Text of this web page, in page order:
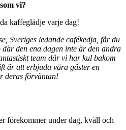
vi?
kaffeglädje varje dag!
Sveriges ledande cafékedja, får du
den ena dagen inte är den andra
team där vi har kul bakom
är att erbjuda våra gäster en
deras förväntan!
förekommer under dag, kväll och